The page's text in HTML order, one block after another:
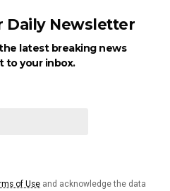
Daily Newsletter
latest breaking news
to your inbox.
of Use and acknowledge the data